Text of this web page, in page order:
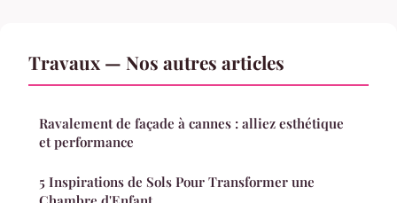
Travaux — Nos autres articles
Ravalement de façade à cannes : alliez esthétique
et performance
5 Inspirations de Sols Pour Transformer une